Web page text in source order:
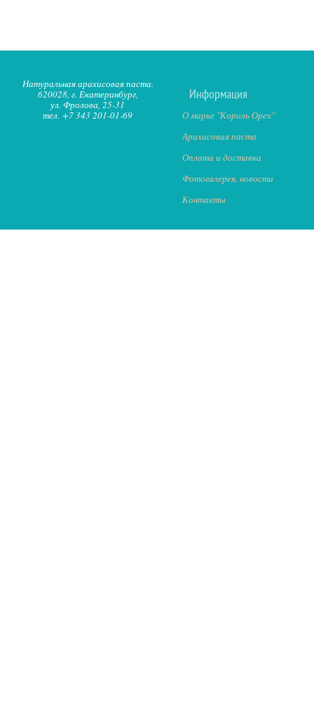
Натуральная арахисовая паста.
620028, г. Екатеринбург,
ул. Фролова, 25-31
тел. +7 343 201-01-69
Информация
О марке "Король Орех"
Арахисовая паста
Оплата и доставка
Фотогалерея, новости
Контакты